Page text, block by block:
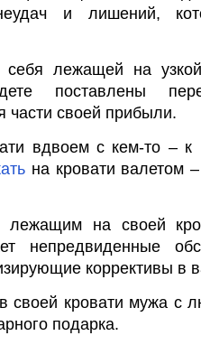
и лишений,
лежащей на
поставлены
части своей прибыли.
вдвоем с кем-то – к
на кровати валетом
на своей
непредвиденные
коррективы в
своей кровати мужа с
подарка.